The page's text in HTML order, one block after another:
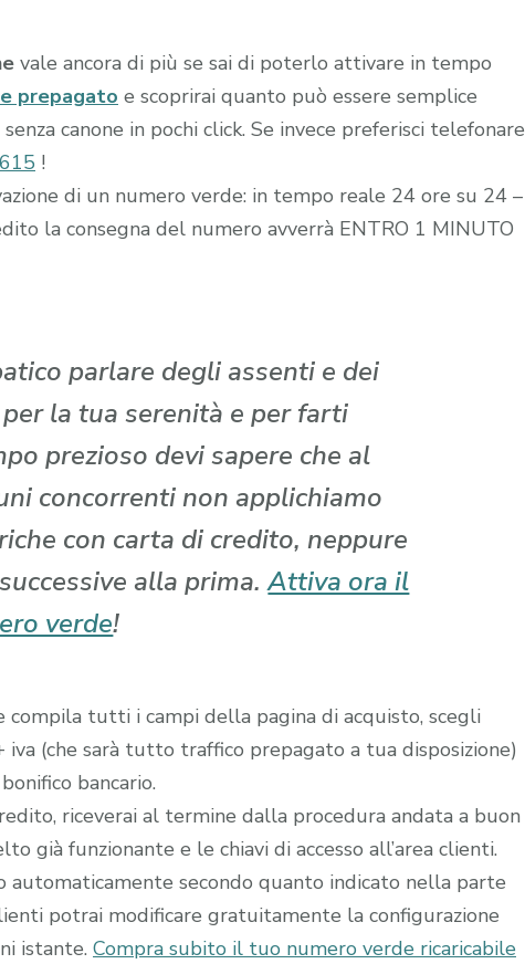
vale ancora di più se sai di poterlo attivare in tempo
prepagato e scoprirai quanto può essere semplice
canone in pochi click. Se invece preferisci telefonare
!
di un numero verde: in tempo reale 24 ore su 24 –
la consegna del numero avverrà ENTRO 1 MINUTO
parlare degli assenti e dei
la tua serenità e per farti
prezioso devi sapere che al
concorrenti non applichiamo
con carta di credito, neppure
alla prima.Attiva ora il
verde!
compila tutti i campi della pagina di acquisto, scegli
iva (che sarà tutto traffico prepagato a tua disposizione)
bancario.
riceverai al termine dalla procedura andata a buon
già funzionante e le chiavi di accesso all’area clienti.
secondo quanto indicato nella parte
potrai modificare gratuitamente la configurazione
istante. Compra subito il tuo numero verde ricaricabile